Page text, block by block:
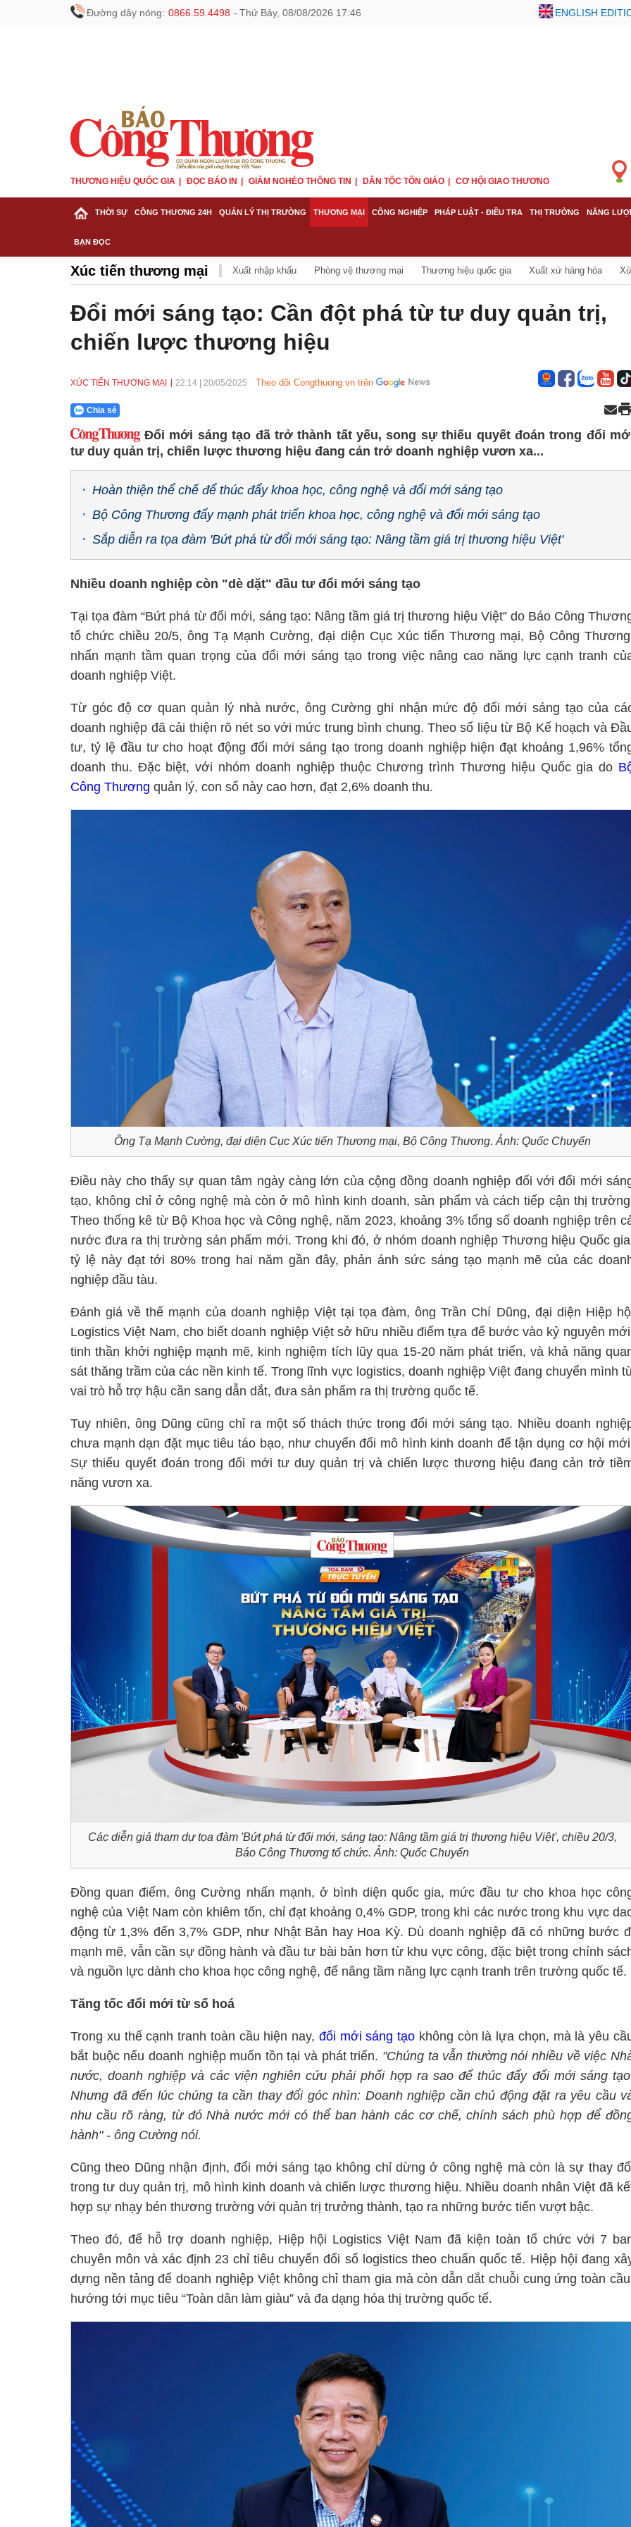
Đường dây nóng: 0866.59.4498 - Thứ Bảy, 08/08/2026 17:46 ENGLISH
THƯƠNG HIỆU QUỐC GIA ĐỌC BÁO IN GIẢM NGHÈO THÔNG TIN DÂN TỘC TÔN GIÁO CƠ HỘI GIAO THƯƠNG
THỜI SỰ CÔNG THƯƠNG 24H QUẢN LÝ THỊ TRƯỜNG THƯƠNG MẠI CÔNG NGHIỆP PHÁP LUẬT - ĐIỀU TRA THỊ TRƯỜNG NĂNG
BẠN ĐỌC
Xúc tiến thương mại Xuất nhập khẩu Phòng vệ thương mại Thương hiệu quốc gia Xuất xứ hàng hóa
Đổi mới sáng tạo: Cần đột phá từ tư duy quản trị,
chiến lược thương hiệu
XÚC TIẾN THƯƠNG MẠI 22:14 20/05/2025 Theo dõi Congthuong.vn trên
Chia sẻ
Đổi mới sáng tạo đã trở thành tất yếu, song sự thiếu quyết đoán trong đổi
tư duy quản trị, chiến lược thương hiệu đang cản trở doanh nghiệp vươn xa...
Hoàn thiện thể chế để thúc đẩy khoa học, công nghệ và đổi mới sáng tạo
Bộ Công Thương đẩy mạnh phát triển khoa học, công nghệ và đổi mới sáng tạo
Sắp diễn ra tọa đàm 'Bứt phá từ đổi mới sáng tạo: Nâng tầm giá trị thương hiệu Việt'
Nhiều doanh nghiệp còn "dè dặt" đầu tư đổi mới sáng tạo
Tại tọa đàm “Bứt phá từ đổi mới, sáng tạo: Nâng tầm giá trị thương hiệu Việt” do Báo Công
tổ chức chiều 20/5, ông Tạ Mạnh Cường, đại diện Cục Xúc tiến Thương mại, Bộ Công
nhấn mạnh tầm quan trọng của đổi mới sáng tạo trong việc nâng cao năng lực cạnh tranh
doanh nghiệp Việt.
Từ góc độ cơ quan quản lý nhà nước, ông Cường ghi nhận mức độ đổi mới sáng tạo của
doanh nghiệp đã cải thiện rõ nét so với mức trung bình chung. Theo số liệu từ Bộ Kế hoạch và
tư, tỷ lệ đầu tư cho hoạt động đổi mới sáng tạo trong doanh nghiệp hiện đạt khoảng 1,96%
doanh thu. Đặc biệt, với nhóm doanh nghiệp thuộc Chương trình Thương hiệu Quốc gia do
Công Thương quản lý, con số này cao hơn, đạt 2,6% doanh thu.
Ông Tạ Mạnh Cường, đại diện Cục Xúc tiến Thương mại, Bộ Công Thương. Ảnh: Quốc Chuyển
Điều này cho thấy sự quan tâm ngày càng lớn của cộng đồng doanh nghiệp đối với đổi mới
tạo, không chỉ ở công nghệ mà còn ở mô hình kinh doanh, sản phẩm và cách tiếp cận thị
Theo thống kê từ Bộ Khoa học và Công nghệ, năm 2023, khoảng 3% tổng số doanh nghiệp trên
nước đưa ra thị trường sản phẩm mới. Trong khi đó, ở nhóm doanh nghiệp Thương hiệu Quốc
tỷ lệ này đạt tới 80% trong hai năm gần đây, phản ánh sức sáng tạo mạnh mẽ của các
nghiệp đầu tàu.
Đánh giá về thế mạnh của doanh nghiệp Việt tại tọa đàm, ông Trần Chí Dũng, đại diện Hiệp
Logistics Việt Nam, cho biết doanh nghiệp Việt sở hữu nhiều điểm tựa để bước vào kỷ nguyên
tinh thần khởi nghiệp mạnh mẽ, kinh nghiệm tích lũy qua 15-20 năm phát triển, và khả năng
sát thăng trầm của các nền kinh tế. Trong lĩnh vực logistics, doanh nghiệp Việt đang chuyển mình
vai trò hỗ trợ hậu cần sang dẫn dắt, đưa sản phẩm ra thị trường quốc tế.
Tuy nhiên, ông Dũng cũng chỉ ra một số thách thức trong đổi mới sáng tạo. Nhiều doanh
chưa mạnh dạn đặt mục tiêu táo bạo, như chuyển đổi mô hình kinh doanh để tận dụng cơ hội
Sự thiếu quyết đoán trong đổi mới tư duy quản trị và chiến lược thương hiệu đang cản trở
năng vươn xa.
Các diễn giả tham dự tọa đàm 'Bứt phá từ đổi mới, sáng tạo: Nâng tầm giá trị thương hiệu Việt', chiều 20/3,
Báo Công Thương tổ chức. Ảnh: Quốc Chuyển
Đồng quan điểm, ông Cường nhấn mạnh, ở bình diện quốc gia, mức đầu tư cho khoa học
nghệ của Việt Nam còn khiêm tốn, chỉ đạt khoảng 0,4% GDP, trong khi các nước trong khu vực
động từ 1,3% đến 3,7% GDP, như Nhật Bản hay Hoa Kỳ. Dù doanh nghiệp đã có những bước
mạnh mẽ, vẫn cần sự đồng hành và đầu tư bài bản hơn từ khu vực công, đặc biệt trong chính
và nguồn lực dành cho khoa học công nghệ, để nâng tầm năng lực cạnh tranh trên trường quốc tế.
Tăng tốc đổi mới từ số hoá
Trong xu thế cạnh tranh toàn cầu hiện nay, đổi mới sáng tạo không còn là lựa chọn, mà là yêu
bắt buộc nếu doanh nghiệp muốn tồn tại và phát triển. "Chúng ta vẫn thường nói nhiều về việc
nước, doanh nghiệp và các viện nghiên cứu phải phối hợp ra sao để thúc đẩy đổi mới sáng
Nhưng đã đến lúc chúng ta cần thay đổi góc nhìn: Doanh nghiệp cần chủ động đặt ra yêu cầu
nhu cầu rõ ràng, từ đó Nhà nước mới có thể ban hành các cơ chế, chính sách phù hợp để
hành" - ông Cường nói.
Cũng theo Dũng nhận định, đổi mới sáng tạo không chỉ dừng ở công nghệ mà còn là sự thay
trong tư duy quản trị, mô hình kinh doanh và chiến lược thương hiệu. Nhiều doanh nhân Việt đã
hợp sự nhạy bén thương trường với quản trị trưởng thành, tạo ra những bước tiến vượt bậc.
Theo đó, để hỗ trợ doanh nghiệp, Hiệp hội Logistics Việt Nam đã kiện toàn tổ chức với 7
chuyên môn và xác định 23 chỉ tiêu chuyển đổi số logistics theo chuẩn quốc tế. Hiệp hội đang
dựng nền tảng để doanh nghiệp Việt không chỉ tham gia mà còn dẫn dắt chuỗi cung ứng toàn
hướng tới mục tiêu “Toàn dân làm giàu” và đa dạng hóa thị trường quốc tế.